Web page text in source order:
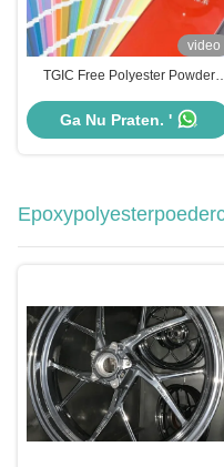
video
TGIC Free Polyester Powder
verschillende kleuren
Ga Nu Praten. '